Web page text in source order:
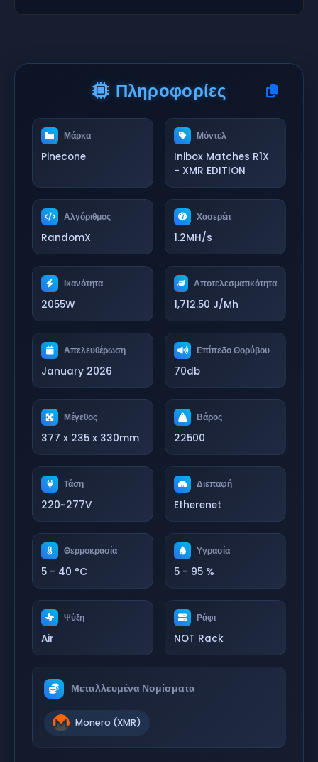
Πληροφορίες
Μάρκα
Pinecone
Μόντελ
Inibox Matches R1X
- XMR EDITION
Αλγόριθμος
RandomX
Χασερέιτ
1.2MH/s
Ικανότητα
2055W
Αποτελεσματικότητα
1,712.50 J/Mh
Απελευθέρωση
January 2026
Επίπεδο Θορύβου
70db
Μέγεθος
377 x 235 x 330mm
Βάρος
22500
Τάση
220~277V
Διεπαφή
Etherenet
Θερμοκρασία
5 - 40 °C
Υγρασία
5 - 95 %
Ψύξη
Air
Ράφι
NOT Rack
Μεταλλευμένα Νομίσματα
Monero (XMR)